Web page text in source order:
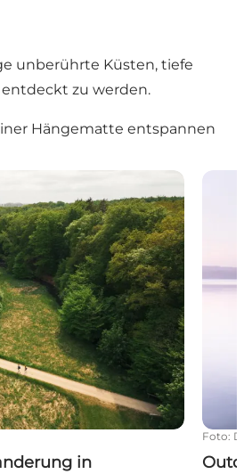
unberührte Küsten, tiefe
zu werden.
Hängematte entspannen
in Nordseeland -
in
Foto: